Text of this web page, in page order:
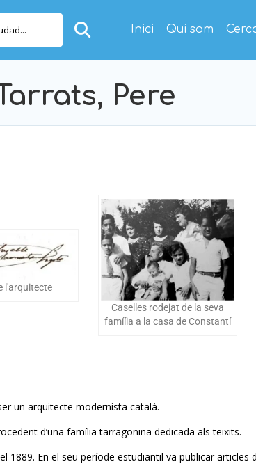
Inici Qui som
Pere
l'arquitecte
Caselles rodejat de la seva
famííia a la casa de Constantí
un arquitecte modernista català.
d’una família tarragonina dedicada als teixits.
En el seu període estudiantil va publicar articles